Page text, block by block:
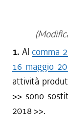
1. Al comma
16 maggio
attività
>> sono
2018 >>.